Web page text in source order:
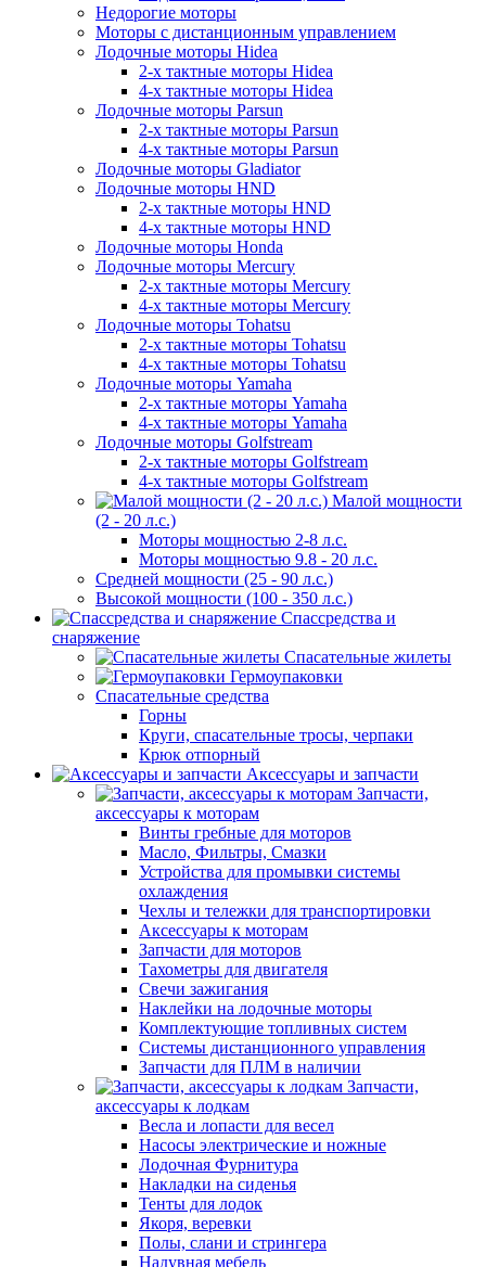
Недорогие моторы
Моторы с дистанционным управлением
Лодочные моторы Hidea
2-х тактные моторы Hidea
4-х тактные моторы Hidea
Лодочные моторы Parsun
2-х тактные моторы Parsun
4-х тактные моторы Parsun
Лодочные моторы Gladiator
Лодочные моторы HND
2-х тактные моторы HND
4-х тактные моторы HND
Лодочные моторы Honda
Лодочные моторы Mercury
2-х тактные моторы Mercury
4-х тактные моторы Mercury
Лодочные моторы Tohatsu
2-х тактные моторы Tohatsu
4-х тактные моторы Tohatsu
Лодочные моторы Yamaha
2-х тактные моторы Yamaha
4-х тактные моторы Yamaha
Лодочные моторы Golfstream
2-х тактные моторы Golfstream
4-х тактные моторы Golfstream
Малой мощности
(2 - 20 л.с.)
Моторы мощностью 2-8 л.с.
Моторы мощностью 9.8 - 20 л.с.
Средней мощности (25 - 90 л.с.)
Высокой мощности (100 - 350 л.с.)
Спассредства и
снаряжение
Спасательные жилеты
Гермоупаковки
Спасательные средства
Горны
Круги, спасательные тросы, черпаки
Крюк отпорный
Аксессуары и запчасти
Запчасти,
аксессуары к моторам
Винты гребные для моторов
Масло, Фильтры, Смазки
Устройства для промывки системы
охлаждения
Чехлы и тележки для транспортировки
Аксессуары к моторам
Запчасти для моторов
Тахометры для двигателя
Свечи зажигания
Наклейки на лодочные моторы
Комплектующие топливных систем
Системы дистанционного управления
Запчасти для ПЛМ в наличии
Запчасти,
аксессуары к лодкам
Весла и лопасти для весел
Насосы электрические и ножные
Лодочная Фурнитура
Накладки на сиденья
Тенты для лодок
Якоря, веревки
Полы, слани и стрингера
Надувная мебель